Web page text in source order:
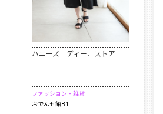
ハニーズ ディー．ストア
ファッション・雑貨
おでんせ館B1